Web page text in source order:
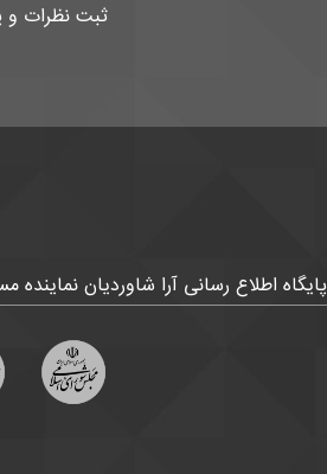
ثبت نظرات و
پایگاه اطلاع رسانی آرا شاوردیان